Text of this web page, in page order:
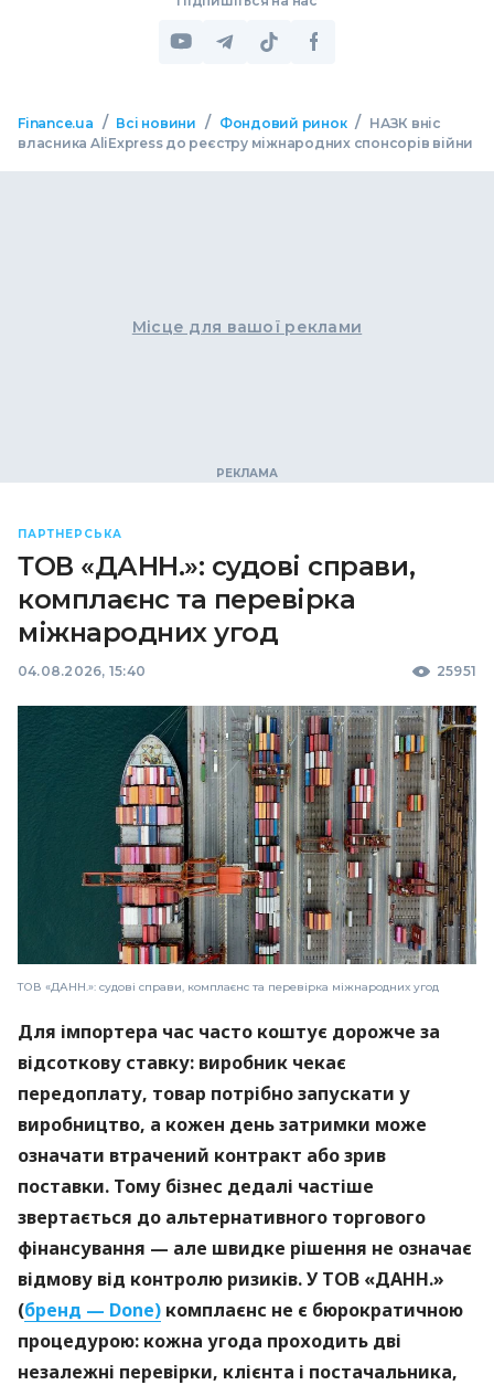
Finance.ua / Всі новини / Фондовий ринок / НАЗК вніс
власника AliExpress до реєстру міжнародних спонсорів війни
Місце для вашої реклами
ПАРТНЕРСЬКА
ТОВ «ДАНН.»: судові справи,
комплаєнс та перевірка
міжнародних угод
04.08.2026, 15:40 25951
ТОВ «ДАНН.»: судові справи, комплаєнс та перевірка міжнародних угод
Для імпортера час часто коштує дорожче за
відсоткову ставку: виробник чекає
передоплату, товар потрібно запускати у
виробництво, а кожен день затримки може
означати втрачений контракт або зрив
поставки. Тому бізнес дедалі частіше
звертається до альтернативного торгового
фінансування — але швидке рішення не означає
відмову від контролю ризиків. У ТОВ «ДАНН.»
(бренд — Done) комплаєнс не є бюрократичною
процедурою: кожна угода проходить дві
незалежні перевірки, клієнта і постачальника,